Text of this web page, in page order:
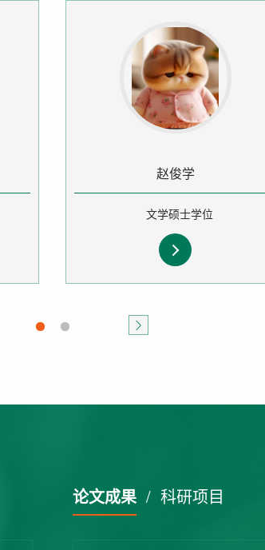
赵俊学
文学硕士学位
论文成果/ 科研项目